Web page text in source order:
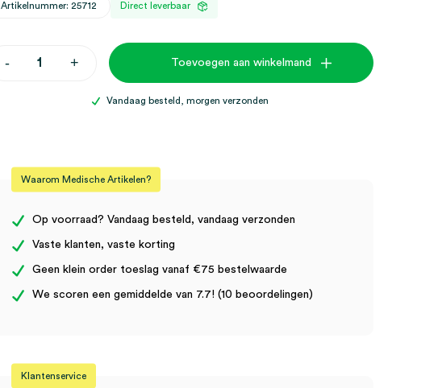
Artikelnummer: 25712 Direct leverbaar
-
90mm,
roze
aantal
+ Toevoegen aan winkelmand
Vandaag besteld, morgen verzonden
Waarom Medische Artikelen?
Op voorraad? Vandaag besteld, vandaag verzonden
Vaste klanten, vaste korting
Geen klein order toeslag vanaf €75 bestelwaarde
We scoren een gemiddelde van 7.7! (10 beoordelingen)
Klantenservice